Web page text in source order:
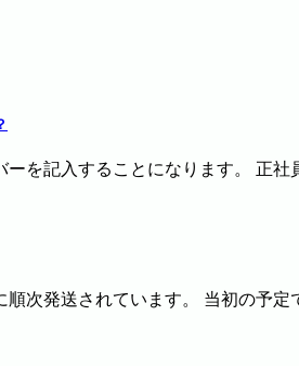
を記入することになります。 正
次発送されています。 当初の予